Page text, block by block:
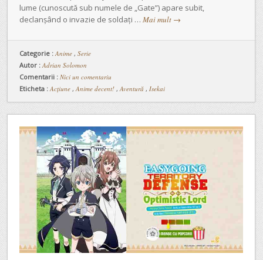
lume (cunoscută sub numele de „Gate”) apare subit,
declanșând o invazie de soldați … Mai mult →
Categorie :Anime , Serie
Autor : Adrian Solomon
Comentarii : Nici un comentariu
Eticheta : Acțiune ,Anime decent! ,Aventură , Isekai